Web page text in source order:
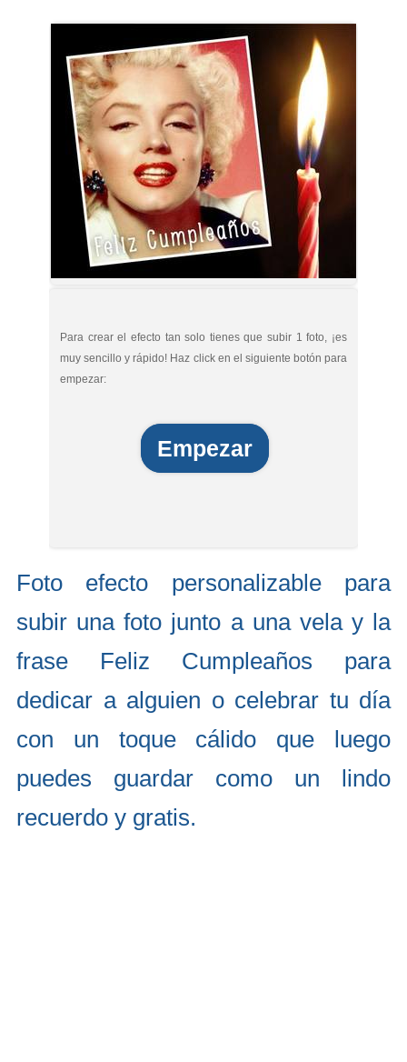
Para crear el efecto tan solo tienes que subir 1 foto, ¡es
muy sencillo y rápido! Haz click en el siguiente botón para
empezar:
Empezar
Foto efecto personalizable para
subir una foto junto a una vela y la
frase Feliz Cumpleaños para
dedicar a alguien o celebrar tu día
con un toque cálido que luego
puedes guardar como un lindo
recuerdo y gratis.